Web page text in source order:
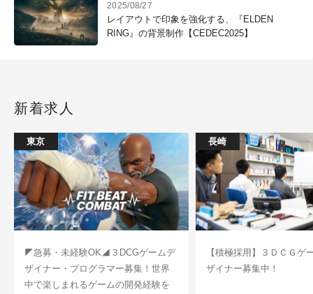
2025/08/27
レイアウトで印象を強化する、『ELDEN
RING』の背景制作【CEDEC2025】
新着求人
東京
◤急募・未経験OK◢３DCGゲームデ
ザイナー・プログラマー募集！世界
中で楽しまれるゲームの開発経験を
長崎
【積極採用】３ＤＣＧゲ
ザイナー募集中！